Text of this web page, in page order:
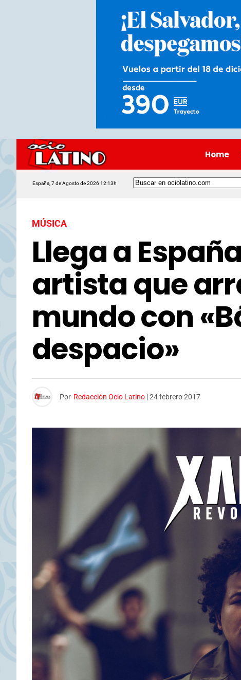
Home
España, 7 de Agosto de 2026 12:13h
MÚSICA
Llega a
artista que
mundo con
despacio»
Por Redacción Ocio Latino |24 febrero 2017